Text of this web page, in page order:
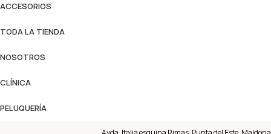
ACCESORIOS
TODA LA TIENDA
NOSOTROS
CLÍNICA
PELUQUERÍA